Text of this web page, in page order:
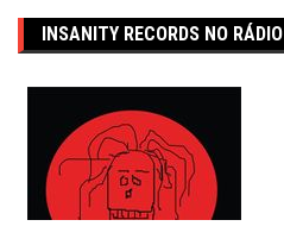
INSANITY RECORDS NO RÁDIO